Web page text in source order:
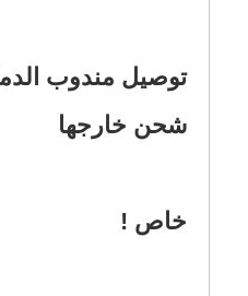
خاص !